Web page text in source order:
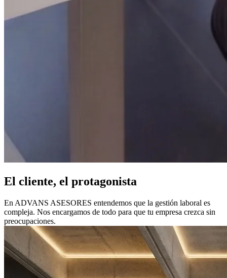
El cliente, el protagonista
En ADVANS ASESORES entendemos que la gestión laboral es
compleja. Nos encargamos de todo para que tu empresa crezca sin
preocupaciones.